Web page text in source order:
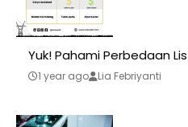
Yuk! Pahami Perbedaan
1 year ago Lia Febriyanti